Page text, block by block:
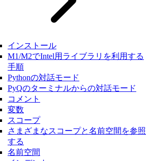
インストール
M1/M2でIntel用ライブラリを利用する
手順
Pythonの対話モード
PyQのターミナルからの対話モード
コメント
変数
スコープ
さまざまなスコープと名前空間を参照
する
名前空間